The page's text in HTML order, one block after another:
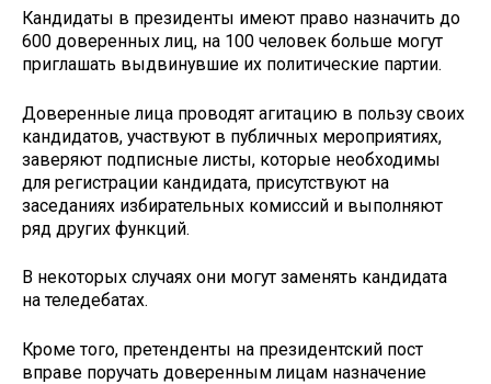
Кандидаты в президенты имеют право назначить до
600 доверенных лиц, на 100 человек больше могут
приглашать выдвинувшие их политические партии.
Доверенные лица проводят агитацию в пользу своих
кандидатов, участвуют в публичных мероприятиях,
заверяют подписные листы, которые необходимы
для регистрации кандидата, присутствуют на
заседаниях избирательных комиссий и выполняют
ряд других функций.
В некоторых случаях они могут заменять кандидата
на теледебатах.
Кроме того, претенденты на президентский пост
вправе поручать доверенным лицам назначение